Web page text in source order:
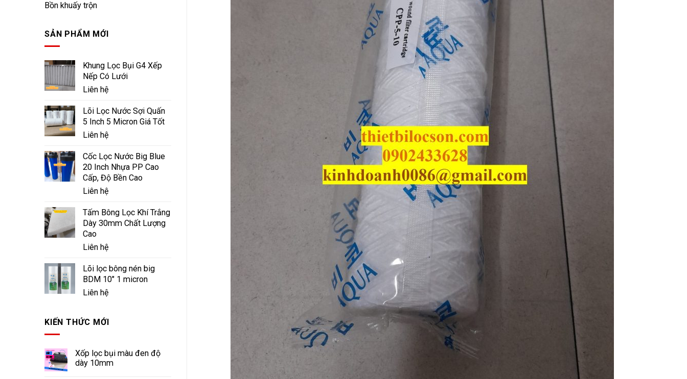
Bồn khuấy trộn
SẢN PHẨM MỚI
Khung Lọc Bụi G4 Xếp
Nếp Có Lưới
Liên hệ
Lõi Lọc Nước Sợi Quấn
5 Inch 5 Micron Giá Tốt
Liên hệ
Cốc Lọc Nước Big Blue
20 Inch Nhựa PP Cao
Cấp, Độ Bền Cao
Liên hệ
Tấm Bông Lọc Khí Trắng
Dày 30mm Chất Lượng
Cao
Liên hệ
Lõi lọc bông nén big
BDM 10" 1 micron
Liên hệ
KIẾN THỨC MỚI
Xốp lọc bụi màu đen độ
dày 10mm